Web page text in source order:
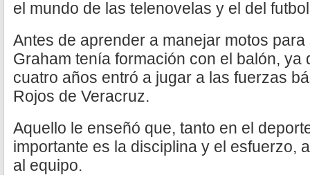
el mundo de las telenovelas y el del
Antes de aprender a manejar motos
Graham tenía formación con el balón, ya
cuatro años entró a jugar a las fuerzas
Rojos de Veracruz.
Aquello le enseñó que, tanto en el
importante es la disciplina y el esfuerzo,
al equipo.